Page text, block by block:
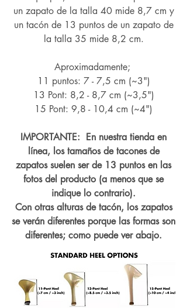
un zapato de la talla 40 mide 8,7 cm y
un tacón de 13 puntos de un zapato de
la talla 35 mide 8,2 cm.
Aproximadamente;
11 puntos: 7 - 7,5 cm (~3")
13 Pont: 8,2 - 8,7 cm (~3,5")
15 Pont: 9,8 - 10,4 cm (~4")
IMPORTANTE: En nuestra tienda en
línea, los tamaños de tacones de
zapatos suelen ser de 13 puntos en las
fotos del producto (a menos que se
indique lo contrario).
Con otras alturas de tacón, los zapatos
se verán diferentes porque las formas son
diferentes; como puede ver abajo.